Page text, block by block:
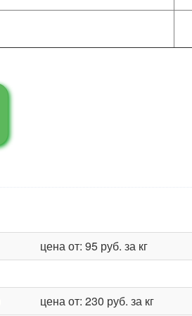
цена от: 95 руб. за кг
цена от: 230 руб. за кг